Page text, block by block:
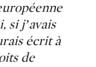
si j’avais
écrit à
de